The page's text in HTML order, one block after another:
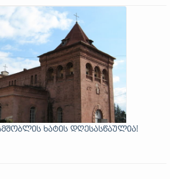
ხატის დღესასწაულია!